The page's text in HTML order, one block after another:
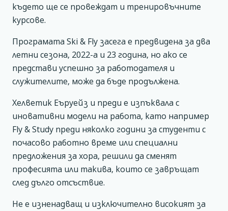
където ще се провеждат и тренировъчните
курсове.
Програмата Ski & Fly засега е предвидена за два
летни сезона, 2022-а и 23 година, но ако се
представи успешно за работодателя и
служителите, може да бъде продължена.
Хелветик Еъруейз и преди е изпъквала с
иновативни модели на работа, като например
Fly & Study преди няколко години за студенти с
почасово работно време или специални
предложения за хора, решили да сменят
професията или такива, които се завръщат
след дълго отсъствие.
Не е изненадващ и изключително високият за